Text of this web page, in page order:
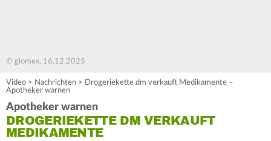
© glomex, 16.12.2025
Video > Nachrichten > Drogeriekette dm verkauft Medikamente –
Apotheker warnen
Apotheker warnen
DROGERIEKETTE DM VERKAUFT
MEDIKAMENTE